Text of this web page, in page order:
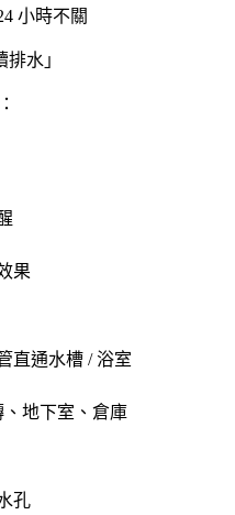
小時不關
排水 」
果
直通水槽 / 浴室
、地下室、倉庫
孔